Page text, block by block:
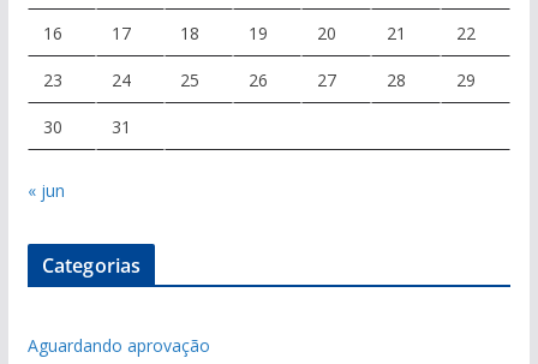
16 17 18 19 20 21 22
23 24 25 26 27 28 29
30 31
« jun
Categorias
Aguardando aprovação